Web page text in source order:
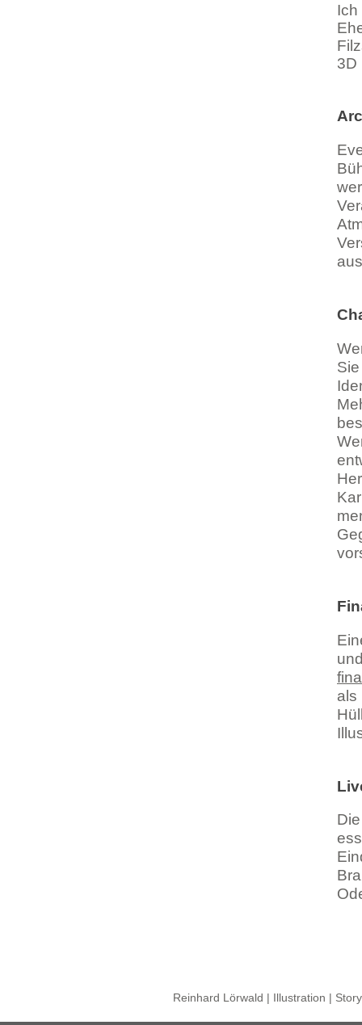
Ich
3D
als
Reinhard Lörwald | Illustration |